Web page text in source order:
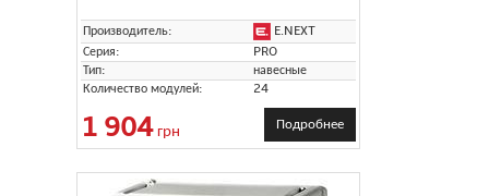
Производитель:
E.NEXT
Серия:
PRO
Тип:
навесные
Количество модулей:
24
1 904грн Подробнее